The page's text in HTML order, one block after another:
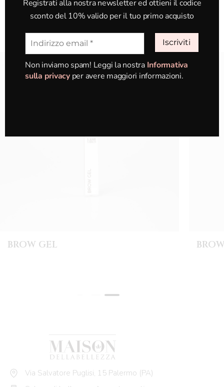
BROW GEL
Via Salvatore Puglisi, 15 Palermo (PA)
Registrati alla nostra newsletter ed ottieni il codice
sconto del 10% valido per il tuo primo acquisto
Non inviamo spam! Leggi la nostra Informativa
sulla privacyper avere maggiori informazioni.